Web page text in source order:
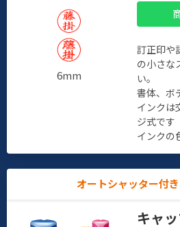
6mm
訂正印や
の小さな
い。
書体、ボ
インクは
ジ式です
インクの
オートシャッター付
キャ